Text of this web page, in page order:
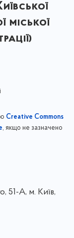
міської
Creative Commons
, якщо не зазначено
51-А, м. Київ,